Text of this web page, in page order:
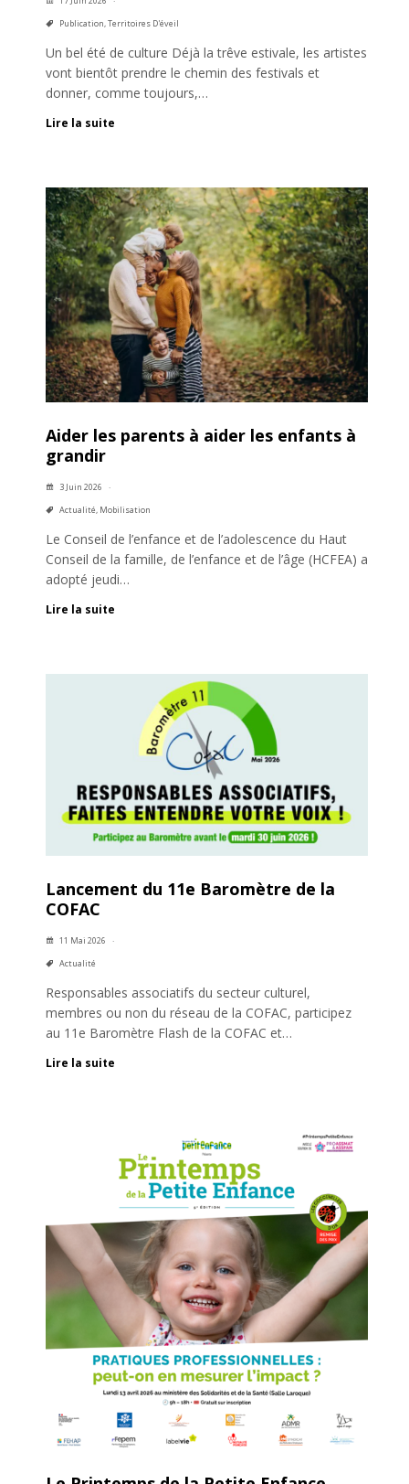
Publication,Territoires D'éveil
Un bel été de culture Déjà la trêve estivale, les artistes
vont bientôt prendre le chemin des festivals et
donner, comme toujours,…
Lire la suite
Aider les parents à aider les enfants à
grandir
3 Juin 2026
Actualité, Mobilisation
Le Conseil de l’enfance et de l’adolescence du Haut
Conseil de la famille, de l’enfance et de l’âge (HCFEA) a
adopté jeudi…
Lire la suite
Lancement du 11e Baromètre de la
COFAC
11 Mai 2026
Actualité
Responsables associatifs du secteur culturel,
membres ou non du réseau de la COFAC, participez
au 11e Baromètre Flash de la COFAC et…
Lire la suite